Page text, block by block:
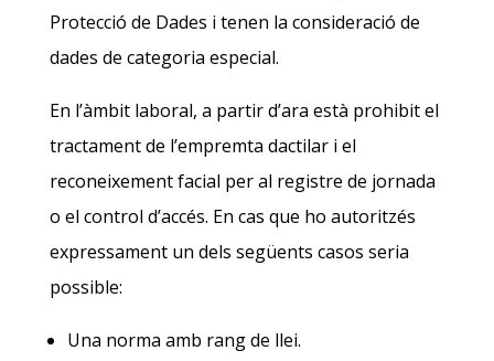
Protecció de Dades i tenen la consideració de
dades de categoria especial.
En l’àmbit laboral, a partir d’ara està prohibit el
tractament de l’empremta dactilar i el
reconeixement facial per al registre de jornada
o el control d’accés. En cas que ho autoritzés
expressament un dels següents casos seria
possible:
Una norma amb rang de llei.